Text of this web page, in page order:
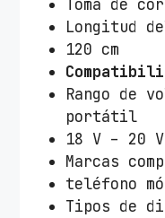
Toma de
Longitud
120 cm
Rango de
portátil
18 V – 20 V
Marcas
teléfono
Tipos de